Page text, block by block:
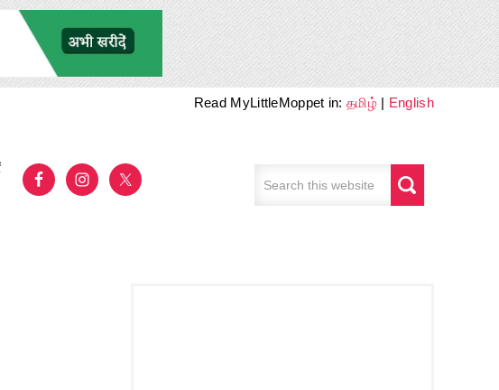
Read MyLittleMoppet in:தமிழ் | English